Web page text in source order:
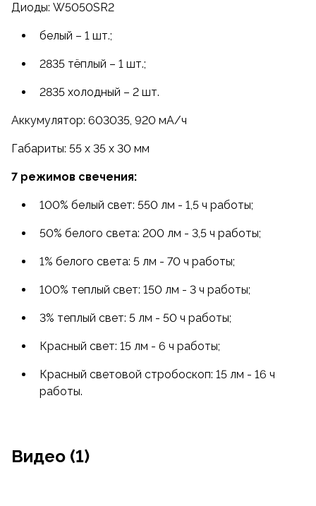
Видео (1)
Диоды: W5050SR2
белый – 1 шт.;
2835 тёплый – 1 шт.;
2835 холодный – 2 шт.
Аккумулятор: 603035, 920 мА/ч
Габариты: 55 х 35 х 30 мм
7 режимов свечения:
100% белый свет: 550 лм - 1,5 ч работы;
50% белого света: 200 лм - 3,5 ч работы;
1% белого света: 5 лм - 70 ч работы;
100% теплый свет: 150 лм - 3 ч работы;
3% теплый свет: 5 лм - 50 ч работы;
Красный свет: 15 лм - 6 ч работы;
Красный световой стробоскоп: 15 лм - 16 ч
работы.